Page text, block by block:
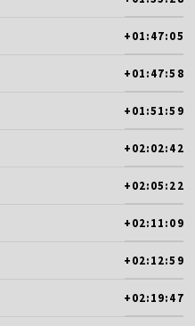
+01:47:05
+01:47:58
+01:51:59
+02:02:42
+02:05:22
+02:11:09
+02:12:59
+02:19:47